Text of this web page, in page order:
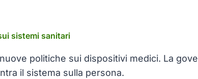
sistemi sanitari
politiche sui dispositivi medici. La
il sistema sulla persona.